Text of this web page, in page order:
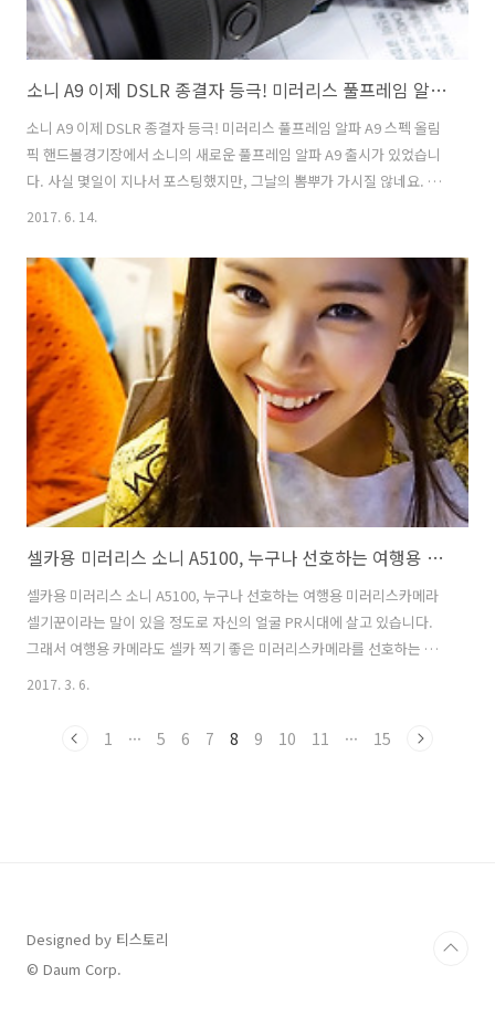
소니 A9 이제 DSLR 종결자 등극! 미러리스 풀프레임 알파 A9 스펙 가격 후기
소니 A9 이제 DSLR 종결자 등극! 미러리스 풀프레임 알파 A9 스펙 올림
픽 핸드볼경기장에서 소니의 새로운 풀프레임 알파 A9 출시가 있었습니
다. 사실 몇일이 지나서 포스팅했지만, 그날의 뽐뿌가 가시질 않네요. 소
니 A7 시리즈는 미러리스이지만, 풀프레임으로 가벼움가 동시에 고화질
이라는 공식을 또 한번 종결 시켜줄 소니 알파 A9이 출시되었습니다.사
실 왜 이런 카메라가 필요한 걸까? 생각되었지만, 올림픽 핸드볼경기장
에서 직접 소니 알파A9으로 역동적으로 움직이는 농구 선수와 골프선수,
태권도 공연을 보니 스피드한 연사와 블랙아웃이 없는 미러리스의 강점
을 느낄 수 있었습니다.사실 스포츠 기자들은 천만원대의 고가의 DSLR
카메라 장비..
2017. 6. 14.
셀카용 미러리스 소니 A5100, 누구나 선호하는 여행용 미러리스카메라
셀카용 미러리스 소니 A5100, 누구나 선호하는 여행용 미러리스카메라
셀기꾼이라는 말이 있을 정도로 자신의 얼굴 PR시대에 살고 있습니다.
그래서 여행용 카메라도 셀카 찍기 좋은 미러리스카메라를 선호하는 것
같은데요. 그러면 여행할 때 셀카도 찍고 동영상도 찍을 수 있는 가벼운
된 소니 A5100 미러리스카메라가 있습니다. 기존 소니 NEX-5T의 후속
2017. 3. 6.
1 ··· 5 6 7 8 9 10 11 ··· 15
Designed by 티스토리
© Daum Corp.